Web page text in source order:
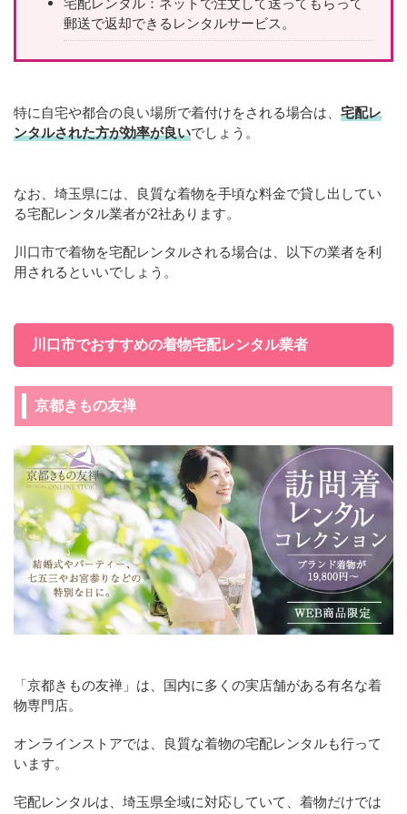
郵送で返却できるレンタルサービス。
特に自宅や都合の良い場所で着付けをされる場合は、 宅配レ
ンタルされた方が効率が良いでしょう。
なお、埼玉県には、良質な着物を手頃な料金で貸し出してい
る宅配レンタル業者が2社あります。
川口市で着物を宅配レンタルされる場合は、以下の業者を利
用されるといいでしょう。
川口市でおすすめの着物宅配レンタル業者
京都きもの友禅
「京都きもの友禅」は、国内に多くの実店舗がある有名な着
物専門店。
オンラインストアでは、良質な着物の宅配レンタルも行って
います。
宅配レンタルは、埼玉県全域に対応していて、着物だけでは